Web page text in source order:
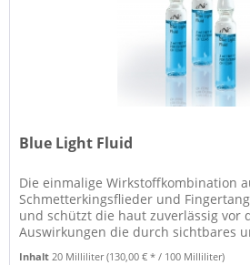
Blue Light Fluid
Die einmalige Wirkstoffkombination
Schmetterkingsflieder und
und schützt die haut zuverlässig vor
Auswirkungen die durch sichtbares
Inhalt 20 Milliliter(130,00 € * / 100 Milliliter)